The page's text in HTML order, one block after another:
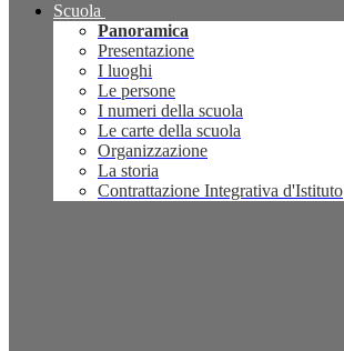
Scuola
Panoramica
Presentazione
I luoghi
Le persone
I numeri della scuola
Le carte della scuola
Organizzazione
La storia
Contrattazione Integrativa d'Istituto